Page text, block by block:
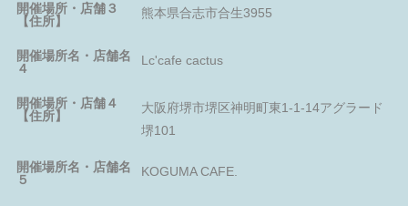
開催場所・店舗３
【住所】
熊本県合志市合生3955
開催場所名・店舗名
４
Lc'cafe cactus
開催場所・店舗４
【住所】
大阪府堺市堺区神明町東1-1-14アグラード
堺101
開催場所名・店舗名
５
KOGUMA CAFE.